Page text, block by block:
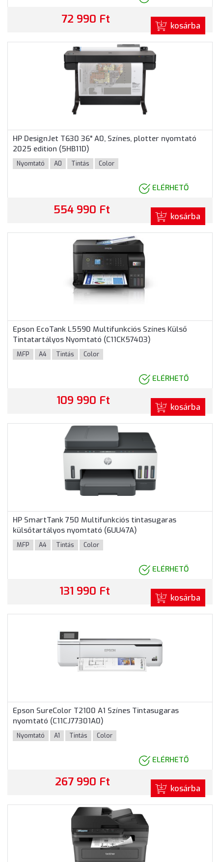
72 990 Ft kosárba
HP DesignJet T630 36" A0, Színes, plotter nyomtató
2025 edition (5HB11D)
Nyomtató A0 Tintás Color
ELÉRHETŐ
554 990 Ft kosárba
Epson EcoTank L5590 Multifunkciós Színes Külső
Tintatartályos Nyomtató (C11CK57403)
MFP A4 Tintás Color
ELÉRHETŐ
109 990 Ft kosárba
HP SmartTank 750 Multifunkciós tintasugaras
külsőtartályos nyomtató (6UU47A)
MFP A4 Tintás Color
ELÉRHETŐ
131 990 Ft kosárba
Epson SureColor T2100 A1 Színes Tintasugaras
nyomtató (C11CJ77301A0)
Nyomtató A1 Tintás Color
ELÉRHETŐ
267 990 Ft kosárba